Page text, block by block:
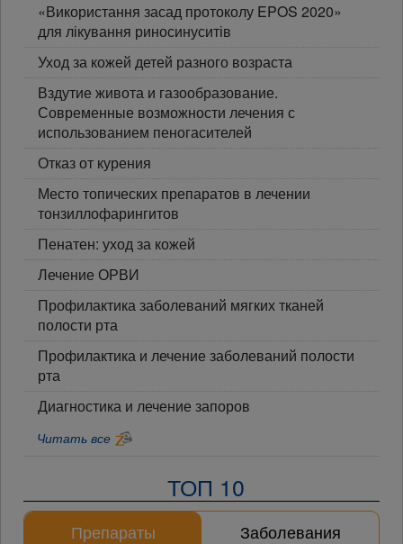
«Використання засад протоколу EPOS 2020»
для лікування риносинуситів
Уход за кожей детей разного возраста
Вздутие живота и газообразование.
Современные возможности лечения с
использованием пеногасителей
Отказ от курения
Место топических препаратов в лечении
тонзиллофарингитов
Пенатен: уход за кожей
Лечение ОРВИ
Профилактика заболеваний мягких тканей
полости рта
Профилактика и лечение заболеваний полости
рта
Диагностика и лечение запоров
Читать все
ТОП 10
Препараты Заболевания